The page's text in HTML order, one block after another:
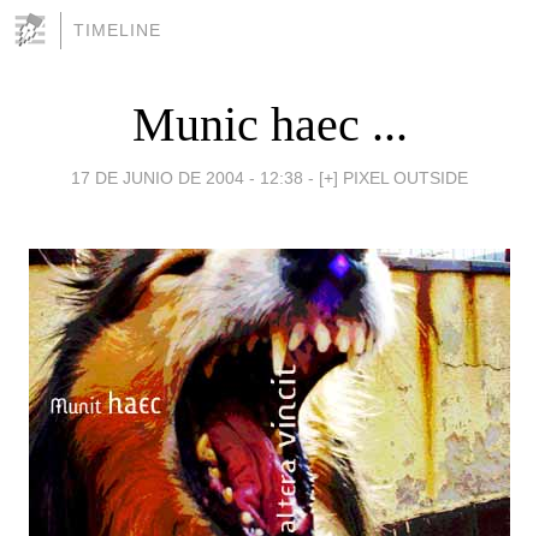
TIMELINE
Munic haec ...
17 DE JUNIO DE 2004 - 12:38 - [+] PIXEL OUTSIDE